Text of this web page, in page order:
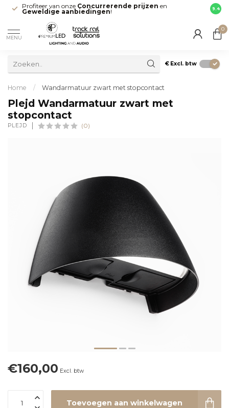
Profiteer van onze Concurrerende prijzen en
Geweldige aanbiedingen! direct
9.4
MENU
0
€ Excl. btw
Home / Wandarmatuur zwart met stopcontact
Plejd Wandarmatuur zwart met
stopcontact
PLEJD (0)
€160,00 Excl. btw
Toevoegen aan winkelwagen